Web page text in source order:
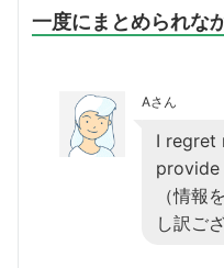
一度にまとめられな
Aさん
I regret
provide
（情報
し訳ご